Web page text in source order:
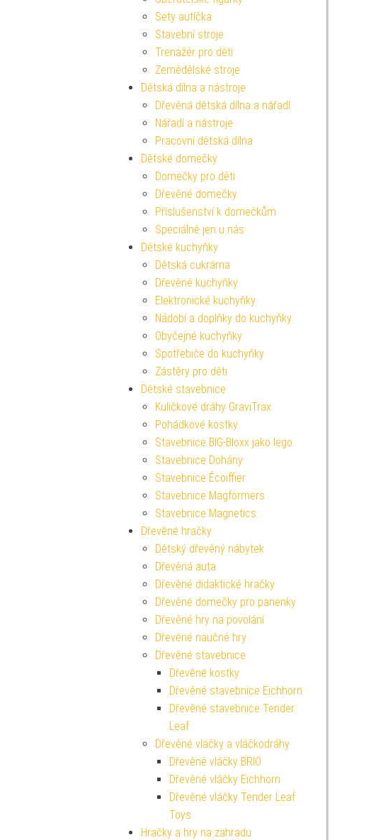
Sety autíčka
Stavební stroje
Trenažér pro děti
Zemědělské stroje
Dětská dílna a nástroje
Dřevěná dětská dílna a nářadí
Nářadí a nástroje
Pracovní dětská dílna
Dětské domečky
Domečky pro děti
Dřevěné domečky
Příslušenství k domečkům
Speciálně jen u nás
Dětské kuchyňky
Dětská cukrárna
Dřevěné kuchyňky
Elektronické kuchyňky
Nádobí a doplňky do kuchyňky
Obyčejné kuchyňky
Spotřebiče do kuchyňky
Zástěry pro děti
Dětské stavebnice
Kuličkové dráhy GraviTrax
Pohádkové kostky
Stavebnice BIG-Bloxx jako lego
Stavebnice Dohány
Stavebnice Écoiffier
Stavebnice Magformers
Stavebnice Magnetics
Dřevěné hračky
Dětský dřevěný nábytek
Dřevěná auta
Dřevěné didaktické hračky
Dřevěné domečky pro panenky
Dřevěné hry na povolání
Dřevěné naučné hry
Dřevěné stavebnice
Dřevěné kostky
Dřevěné stavebnice Eichhorn
Dřevěné stavebnice Tender
Leaf
Dřevěné vláčky a vláčkodráhy
Dřevěné vláčky BRIO
Dřevěné vláčky Eichhorn
Dřevěné vláčky Tender Leaf
Toys
Hračky a hry na zahradu